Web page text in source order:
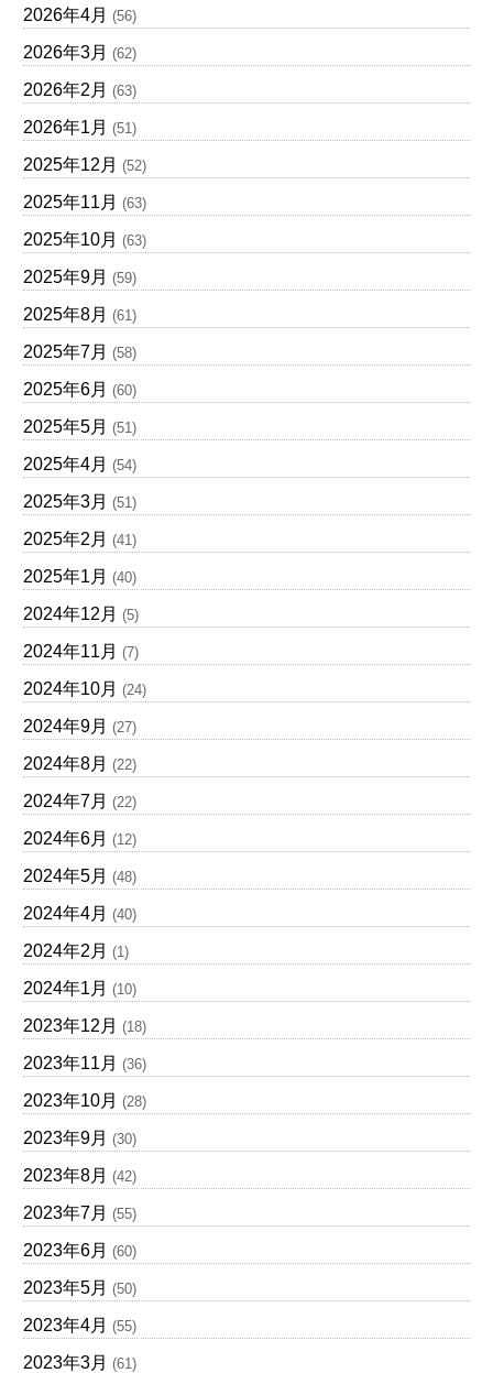
2026年4月 (56)
2026年3月 (62)
2026年2月 (63)
2026年1月 (51)
2025年12月 (52)
2025年11月 (63)
2025年10月 (63)
2025年9月 (59)
2025年8月 (61)
2025年7月 (58)
2025年6月 (60)
2025年5月 (51)
2025年4月 (54)
2025年3月 (51)
2025年2月 (41)
2025年1月 (40)
2024年12月 (5)
2024年11月 (7)
2024年10月 (24)
2024年9月 (27)
2024年8月 (22)
2024年7月 (22)
2024年6月 (12)
2024年5月 (48)
2024年4月 (40)
2024年2月 (1)
2024年1月 (10)
2023年12月 (18)
2023年11月 (36)
2023年10月 (28)
2023年9月 (30)
2023年8月 (42)
2023年7月 (55)
2023年6月 (60)
2023年5月 (50)
2023年4月 (55)
2023年3月 (61)